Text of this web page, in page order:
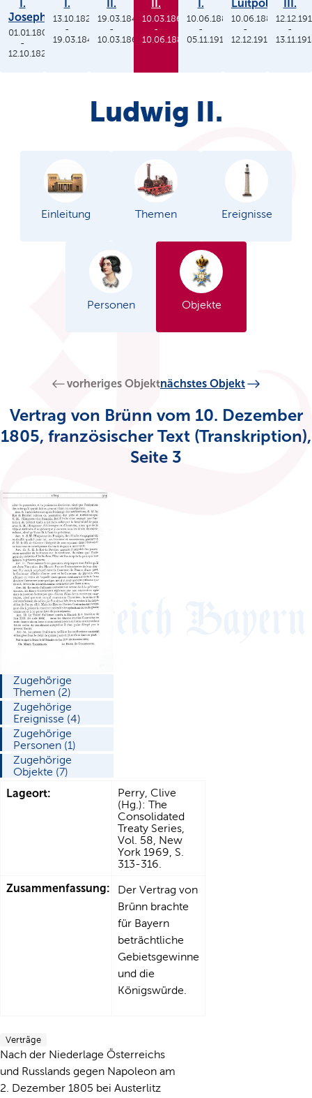
I.
Joseph
01.01.1806
-
12.10.1825
I.
13.10.1825
-
19.03.1848
II.
19.03.1848
-
10.03.1864
II.
10.03.1864
-
10.06.1886
I.
10.06.1886
-
05.11.1913
Luitpold
10.06.1886
-
12.12.1912
III.
-
Ludwig II.
Einleitung Themen Ereignisse
Personen Objekte
vorheriges Objektnächstes Objekt
Vertrag von Brünn vom 10. Dezember
1805, französischer Text (Transkription),
Seite 3
Zugehörige
Themen (2)
Zugehörige
Ereignisse (4)
Zugehörige
Personen (1)
Zugehörige
Objekte (7)
Lageort:
Perry, Clive
(Hg.): The
Consolidated
Treaty Series,
Vol. 58, New
York 1969, S.
313-316.
Zusammenfassung:
Der Vertrag von
Brünn brachte
für Bayern
beträchtliche
Gebietsgewinne
und die
Königswürde.
Verträge
Nach der Niederlage Österreichs
und Russlands gegen Napoleon am
2. Dezember 1805 bei Austerlitz